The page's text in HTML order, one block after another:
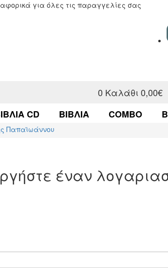
για όλες τις παραγγελίες σας
0 Καλάθι 0,00€
CD ΒΙΒΛΊΑ COMBO
Παπαϊωάννου
έναν